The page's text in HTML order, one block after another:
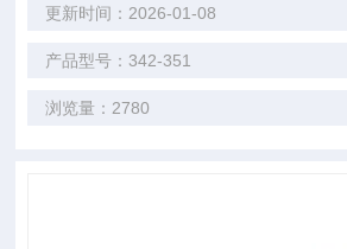
更新时间：2026-01-08
产品型号：342-351
浏览量：2780